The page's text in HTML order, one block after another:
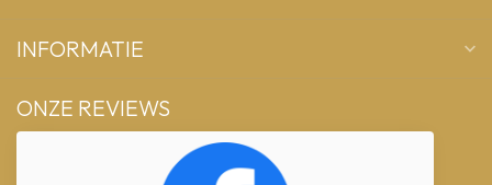
INFORMATIE
ONZE REVIEWS